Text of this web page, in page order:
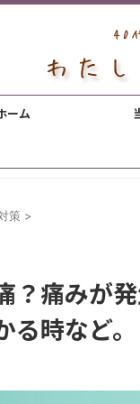
ーム
策 >
？痛みが
時など。